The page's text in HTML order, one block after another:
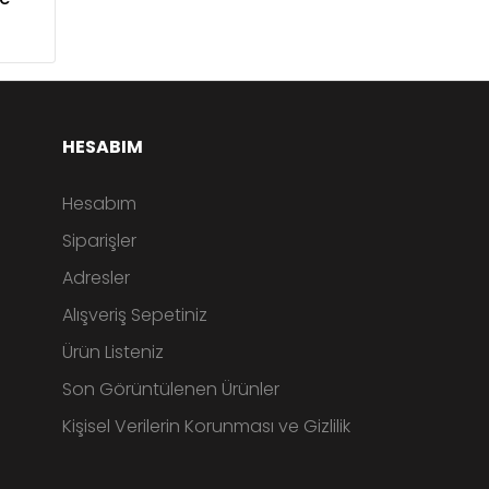
HESABIM
Hesabım
Siparişler
Adresler
Alışveriş Sepetiniz
Ürün Listeniz
Son Görüntülenen Ürünler
Kişisel Verilerin Korunması ve Gizlilik